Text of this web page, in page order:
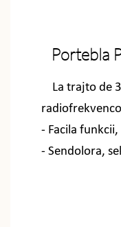
Portebla
La trajto de
- Facila
- Sendolora,